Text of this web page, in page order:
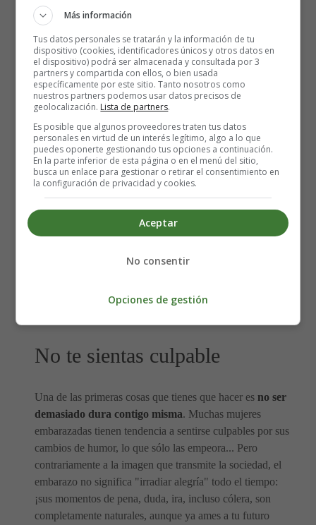
¿Cómo se manifiestan estos
cambios de humor?
La futura madre llora más fácilmente, pierde más los
estribos, se enfada por nada, tiende a dramatizar las
situaciones más banales. Algunas mujeres se preocupan
por el impacto de sus emociones en el feto, otras temen
una anormalidad. Esto es comprensible, especialmente
puede ser una fuente de ansiedad, sobre todo porque
el molesto hábito de contar su propia experiencia... ¡más
No te sientas culpable
Una de las primeras cosas que tienes que hacer es no ser
demasiado dura contigo misma. Muchas mujeres
embarazadas tienen tendencia a sentirse culpables por sus
cambios de humor, lo que sólo las empeora... Pero
contrariamente a la imagen que transmite la sociedad, el
embarazo no significa "irradiar alegría" todo el tiempo:
¡sus momentos de pena, duda, ira, incluso cólera, son
completamente naturales, aunque ya ames a tu futuro
Más información
Tus datos personales se tratarán y la información de tu
dispositivo (cookies, identificadores únicos y otros datos en
el dispositivo) podrá ser almacenada y consultada por 3
partners y compartida con ellos, o bien usada
específicamente por este sitio. Tanto nosotros como
nuestros partners podemos usar datos precisos de
geolocalización. Lista de partners.
Es posible que algunos proveedores traten tus datos
personales en virtud de un interés legítimo, algo a lo que
puedes oponerte gestionando tus opciones a continuación.
En la parte inferior de esta página o en el menú del sitio,
busca un enlace para gestionar o retirar el consentimiento en
la configuración de privacidad y cookies.
Aceptar
No consentir
Opciones de gestión